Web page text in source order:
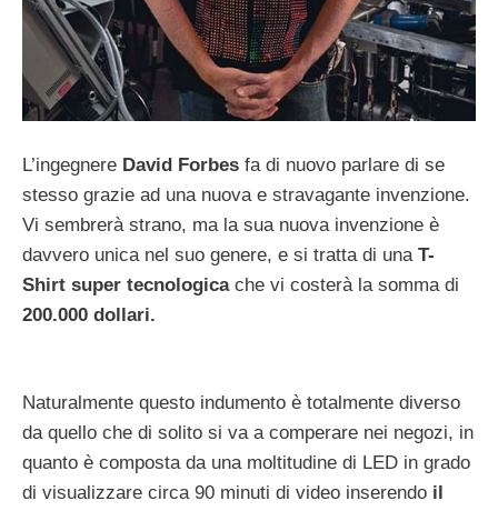
L’ingegnere David Forbes fa di nuovo parlare di se
stesso grazie ad una nuova e stravagante invenzione.
Vi sembrerà strano, ma la sua nuova invenzione è
davvero unica nel suo genere, e si tratta di una T-
Shirt super tecnologicache vi costerà la somma di
200.000 dollari.
Naturalmente questo indumento è totalmente diverso
da quello che di solito si va a comperare nei negozi, in
quanto è composta da una moltitudine di LED in grado
di visualizzare circa 90 minuti di video inserendo il